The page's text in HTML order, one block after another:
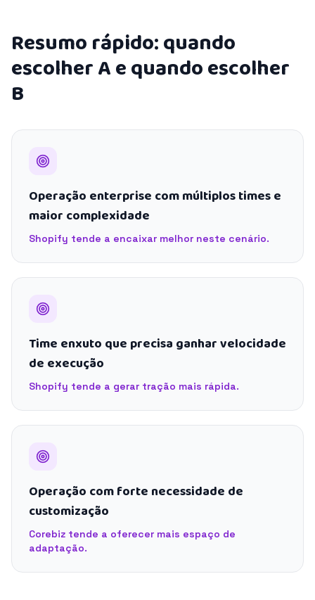
Resumo rápido: quando
escolher A e quando escolher
B
Operação enterprise com múltiplos times e
maior complexidade
Shopify tende a encaixar melhor neste cenário.
Time enxuto que precisa ganhar velocidade
de execução
Shopify tende a gerar tração mais rápida.
Operação com forte necessidade de
customização
Corebiz tende a oferecer mais espaço de
adaptação.